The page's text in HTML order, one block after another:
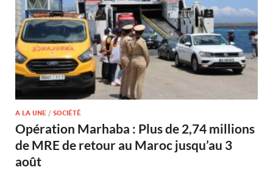
A LA UNE / SOCIÉTÉ
Opération Marhaba : Plus de 2,74 millions
de MRE de retour au Maroc jusqu’au 3
août